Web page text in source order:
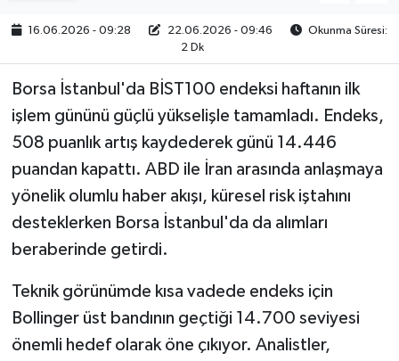
16.06.2026 - 09:28 22.06.2026 - 09:46
Okunma Süresi:
2 Dk
Borsa İstanbul'da BİST100 endeksi haftanın ilk
işlem gününü güçlü yükselişle tamamladı. Endeks,
508 puanlık artış kaydederek günü 14.446
puandan kapattı. ABD ile İran arasında anlaşmaya
yönelik olumlu haber akışı, küresel risk iştahını
desteklerken Borsa İstanbul'da da alımları
beraberinde getirdi.
Teknik görünümde kısa vadede endeks için
Bollinger üst bandının geçtiği 14.700 seviyesi
önemli hedef olarak öne çıkıyor. Analistler,